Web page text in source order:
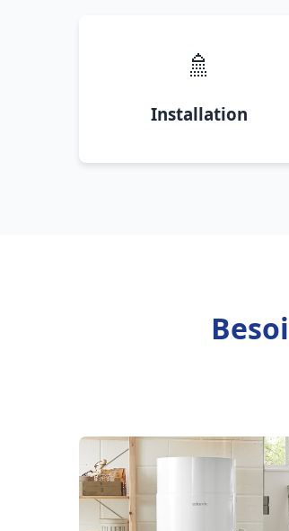
🚿
Installation